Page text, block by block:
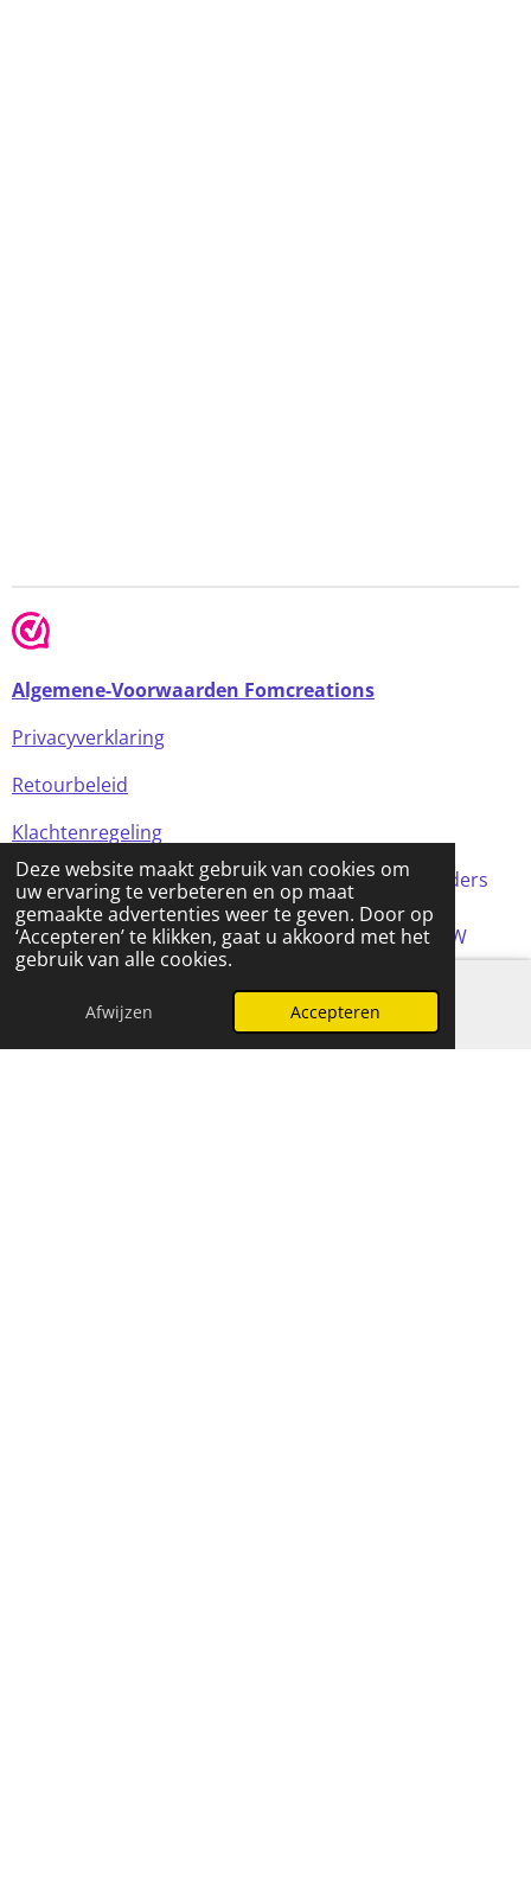
Deze website maakt gebruik van cookies om
uw ervaring te verbeteren en op maat
gemaakte advertenties weer te geven. Door op
‘Accepteren’ te klikken, gaat u akkoord met het
gebruik van alle cookies.
Afwijzen Accepteren
Algemene-Voorwaarden Fomcreations
Privacyverklaring
Retourbeleid
Klachtenregeling
Alle prijzen in de webshop zijn incl BTW (tenzij anders
aangegeven)
© 2024 FOMCreations, KvK Utrecht 70316023 . BTW
NL858256356B01
E-mailadres